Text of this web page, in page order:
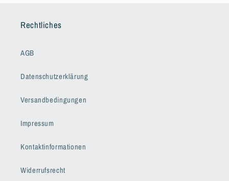
Rechtliches
AGB
Datenschutzerklärung
Versandbedingungen
Impressum
Kontaktinformationen
Widerrufsrecht